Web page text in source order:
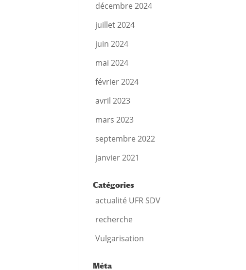
décembre 2024
juillet 2024
juin 2024
mai 2024
février 2024
avril 2023
mars 2023
septembre 2022
janvier 2021
Catégories
actualité UFR SDV
recherche
Vulgarisation
Méta